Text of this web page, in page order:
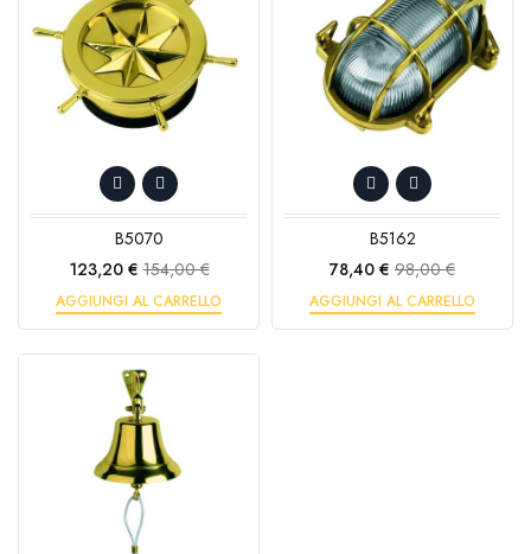
B5070
Prezzo
123,20 € Prezzo
base
154,00 €
AGGIUNGI AL CARRELLO
B5162
Prezzo
78,40 € Prezzo
base
98,00 €
AGGIUNGI AL CARRELLO